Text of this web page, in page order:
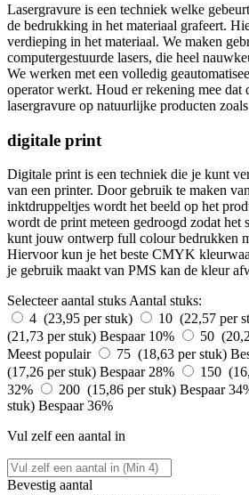
Lasergravure is een techniek welke
de bedrukking in het materiaal grafeert.
verdieping in het materiaal. We maken
computergestuurde lasers, die heel
We werken met een volledig
operator werkt. Houd er rekening mee dat
lasergravure op natuurlijke producten
digitale print
Digitale print is een techniek die je kunt
van een printer. Door gebruik te maken
inktdruppeltjes wordt het beeld op het
wordt de print meteen gedroogd zodat het
kunt jouw ontwerp full colour bedrukken
Hiervoor kun je het beste CMYK
je gebruik maakt van PMS kan de kleur
Selecteer aantal stuksAantal stuks:
4 (23,95 per stuk)
10 (22,57 per
(21,73 per stuk) Bespaar 10% 50
Meest populair
75 (18,63 per stuk)
(17,26 per stuk) Bespaar 28% 150
32%
200 (15,86 per stuk) Bespaar
stuk) Bespaar 36%
Vul zelf een aantal in
Bevestig aantal